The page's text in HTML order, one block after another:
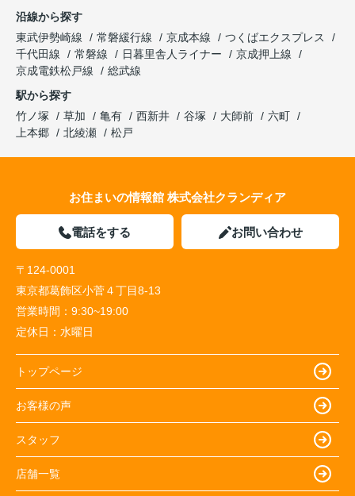
沿線から探す
東武伊勢崎線
常磐緩行線 京成本線
つくばエクスプレス
千代田線
常磐線 日暮里舎人ライナー
京成押上線
京成電鉄松戸線
総武線
駅から探す
竹ノ塚
草加 亀有 西新井 谷塚 大師前
六町
上本郷
北綾瀬 松戸
お住まいの情報館 株式会社クランディア
電話をする お問い合わせ
〒124-0001
東京都葛飾区小菅４丁目8-13
営業時間： 9:30~19:00
定休日： 水曜日
トップページ
お客様の声
スタッフ
店舗一覧